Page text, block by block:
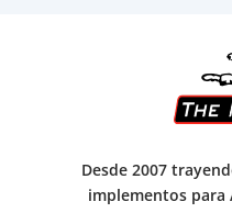
Desde 2007
implementos para